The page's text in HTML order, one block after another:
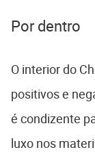
Por dentro
O interior do
positivos e
é condizente
luxo nos